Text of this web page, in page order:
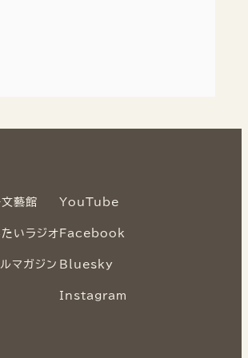
藝館
いラジオ
マガジン
YouTube
Facebook
Bluesky
Instagram